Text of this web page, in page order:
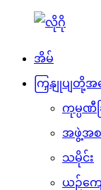
အိမ်
ကြှနျုပျတို့အ
ကုမ္ပဏီ
အဖွဲ့အစ
သမိုင်း
ယဉ်ကျ